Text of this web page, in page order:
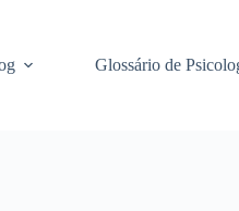
Glossário de